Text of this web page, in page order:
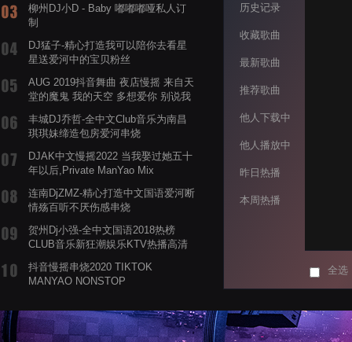
柳州DJ小D - Baby 嘟嘟嘟哑私人订
制
DJ猛子-精心打造我可以陪你去看星
星送爱河中的宝贝粉丝
AUG 2019抖音舞曲 夜店慢摇 来自天
堂的魔鬼 我的天空 多想爱你 别说我
丰城DJ乔哲-全中文Club音乐为南昌
琪琪妹缔造包房爱河串烧
DJAK中文慢摇2022 当我娶过她五十
年以后,Private ManYao Mix
连南DjZMZ-精心打造中文国语爱河断
情殇百听不厌伤感串烧
贺州Dj小强-全中文国语2018热榜
CLUB音乐新狂潮娱乐KTV热播高清
抖音慢摇串烧2020 TIKTOK
MANYAO NONSTOP
蝉爸爸妈妈爱存在夏天的风是想你的
声音啊
历史记录
收藏歌曲
最新歌曲
推荐歌曲
他人下载中
他人播放中
昨日热播
本周热播
全选